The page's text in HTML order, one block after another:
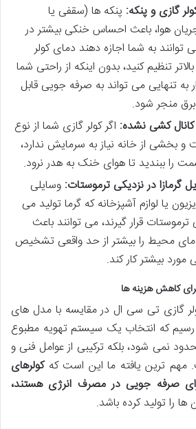
گازی و پنکه: پنکه ها (سقفی یا
هوا، باعث احساس خنکی بیشتر در
توانند به شما اجازه دهند دمای کولر
تنظیم کنید، بدون اینکه از راحتی شما
به تنهایی می تواند به صرفه جویی قابل
منجر شود.
کشی نشده: اگر کولر گازی شما از نوع
بخشی از خانه نیاز به سرمایش ندارد،
را ببندید تا هوای خنک به هدر نرود.
گرمازا در نزدیکی ترموستات: وسایلی
یا لوازم آشپزخانه که گرما تولید می
ترموستات قرار گیرند، می توانند باعث
محیط را بیشتر از حد واقعی تشخیص
بیشتر کار کند.
کاهش هزینه ها
گازی تی سی ال در مقایسه با مدل های
رسیم که انتخاب یک سیستم تهویه مطبوع
نمی شود، بلکه ترکیبی از عوامل فنی و
مهم ترین یافته ما این است کهکولرهای
برای صرفه جویی در مصرف انرژی هستند،
ها را تولید کرده باشد.